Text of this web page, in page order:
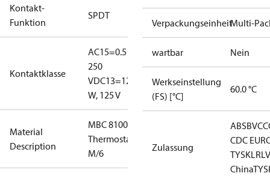
Kontakt-
Funktion
SPDT
Kontaktklasse
AC15=0.5 A,
250
VDC13=12
W, 125 V
Material
Description
MBC 8100
Thermostat
M/6
VerpackungseinheitMulti-
wartbar Nein
Werkseinstellung
(FS) [°C]
60.0 °C
Zulassung
ABSBV
CDC
TYSKLR
China